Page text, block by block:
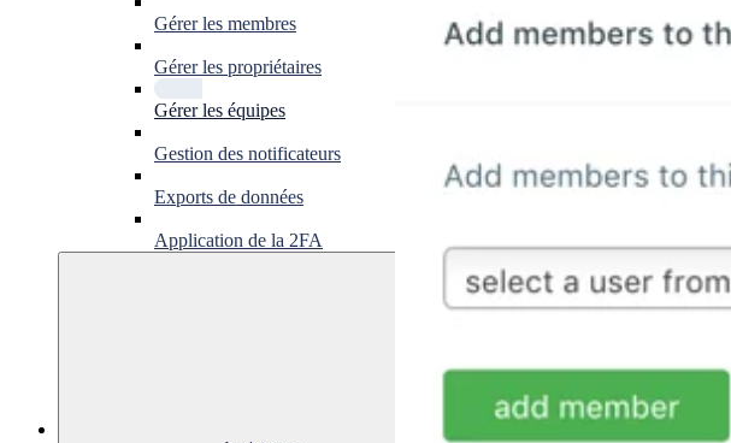
Gérer les membres
Gérer les propriétaires
Gérer les équipes
Gestion des notificateurs
Exports de données
Application de la 2FA